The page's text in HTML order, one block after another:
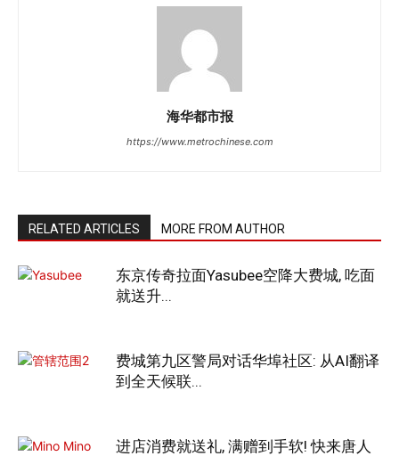
海华都市报
https://www.metrochinese.com
RELATED ARTICLES MORE FROM AUTHOR
东京传奇拉面Yasubee空降大费城, 吃面
就送升...
费城第九区警局对话华埠社区: 从AI翻译
到全天候联...
进店消费就送礼, 满赠到手软! 快来唐人